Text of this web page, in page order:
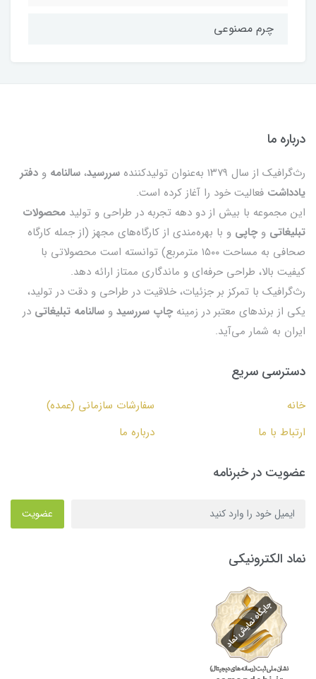
چرم مصنوعی
درباره ما
رث‌گرافیک از سال ۱۳۷۹ به‌عنوان تولیدکننده سررسید، سالنامه و دفتر
یادداشت فعالیت خود را آغاز کرده است.
این مجموعه با بیش از دو دهه تجربه در طراحی و تولید محصولات
تبلیغاتی وچاپی و با بهره‌مندی از کارگاه‌های مجهز (از جمله کارگاه
صحافی به مساحت ۱۵۰۰ مترمربع) توانسته است محصولاتی با
کیفیت بالا، طراحی حرفه‌ای و ماندگاری ممتاز ارائه دهد.
رث‌گرافیک با تمرکز بر جزئیات، خلاقیت در طراحی و دقت در تولید،
یکی از برندهای معتبر در زمینهچاپ سررسید و سالنامه تبلیغاتی در
ایران به شمار می‌آید.
دسترسی سریع
خانه
سفارشات سازمانی (عمده)
ارتباط با ما
درباره ما
عضویت در خبرنامه
عضویت
نماد الکترونیکی